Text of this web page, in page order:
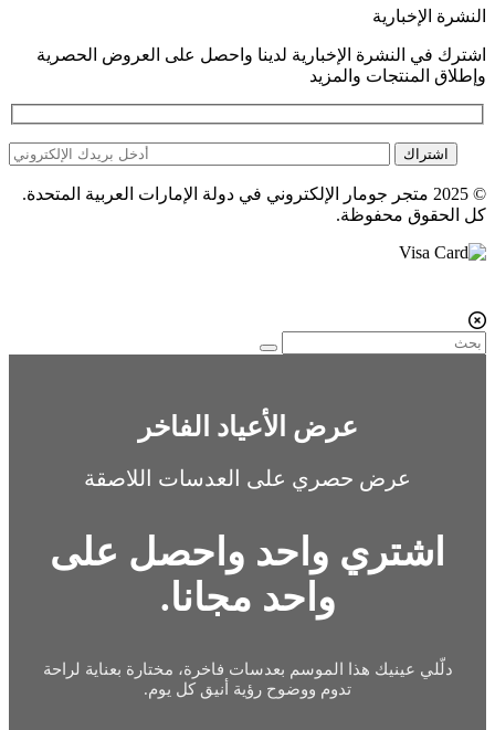
النشرة الإخبارية
اشترك في النشرة الإخبارية لدينا واحصل على العروض الحصرية
وإطلاق المنتجات والمزيد
اشتراك
© 2025 متجر جومار الإلكتروني في دولة الإمارات العربية المتحدة.
كل الحقوق محفوظة.
عرض الأعياد الفاخر
عرض حصري على العدسات اللاصقة
اشتري واحد واحصل على
واحد مجانا.
دلّلي عينيك هذا الموسم بعدسات فاخرة، مختارة بعناية لراحة
تدوم ووضوح رؤية أنيق كل يوم.